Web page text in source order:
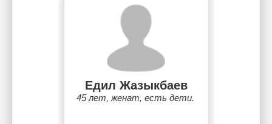
Едил Жазыкбаев
45 лет, женат, есть дети.